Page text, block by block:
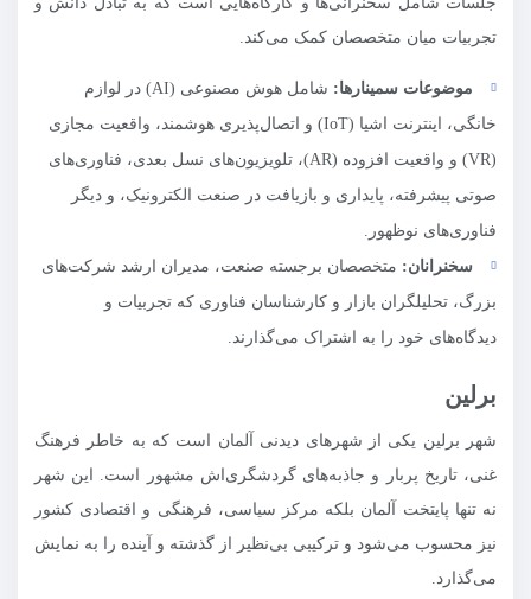
تجربیات میان متخصصان کمک می‌کند.
موضوعات سمینارها:
شامل هوش مصنوعی (AI) در لوازم
خانگی، اینترنت اشیا (IoT) و اتصال‌پذیری هوشمند، واقعیت مجازی
(VR) و واقعیت افزوده (AR)، تلویزیون‌های نسل بعدی، فناوری‌های
صوتی پیشرفته، پایداری و بازیافت در صنعت الکترونیک، و دیگر
فناوری‌های نوظهور.
سخنرانان: متخصصان برجسته صنعت، مدیران ارشد شرکت‌های
بزرگ، تحلیلگران بازار و کارشناسان فناوری که تجربیات و
دیدگاه‌های خود را به اشتراک می‌گذارند.
برلین
شهر برلین یکی از شهرهای دیدنی آلمان است که به خاطر فرهنگ
غنی، تاریخ پربار و جاذبه‌های گردشگری‌اش مشهور است. این شهر
نه تنها پایتخت آلمان بلکه مرکز سیاسی، فرهنگی و اقتصادی کشور
نیز محسوب می‌شود و ترکیبی بی‌نظیر از گذشته و آینده را به نمایش
می‌گذارد.